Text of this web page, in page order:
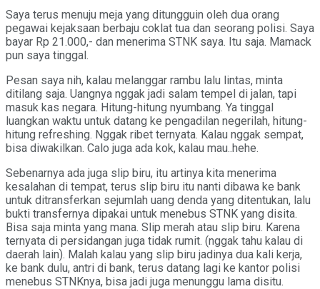
Saya terus menuju meja yang ditungguin oleh dua orang
pegawai kejaksaan berbaju coklat tua dan seorang polisi. Saya
bayar Rp 21.000,- dan menerima STNK saya. Itu saja. Mamack
pun saya tinggal.
Pesan saya nih, kalau melanggar rambu lalu lintas, minta
ditilang saja. Uangnya nggak jadi salam tempel di jalan, tapi
masuk kas negara. Hitung-hitung nyumbang. Ya tinggal
luangkan waktu untuk datang ke pengadilan negerilah, hitung-
hitung refreshing. Nggak ribet ternyata. Kalau nggak sempat,
bisa diwakilkan. Calo juga ada kok, kalau mau..hehe.
Sebenarnya ada juga slip biru, itu artinya kita menerima
kesalahan di tempat, terus slip biru itu nanti dibawa ke bank
untuk ditransferkan sejumlah uang denda yang ditentukan, lalu
bukti transfernya dipakai untuk menebus STNK yang disita.
Bisa saja minta yang mana. Slip merah atau slip biru. Karena
ternyata di persidangan juga tidak rumit. (nggak tahu kalau di
daerah lain). Malah kalau yang slip biru jadinya dua kali kerja,
ke bank dulu, antri di bank, terus datang lagi ke kantor polisi
menebus STNKnya, bisa jadi juga menunggu lama disitu.